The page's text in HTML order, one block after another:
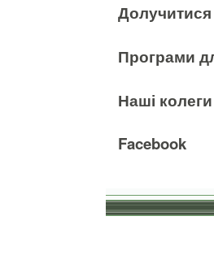
Долучитися
Програми
Наші колеги
Facebook